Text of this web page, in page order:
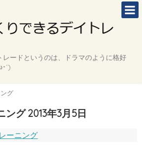
レードというのは、ドラマのように格好
´)
グ
ング 2013年3月5日
ーニング